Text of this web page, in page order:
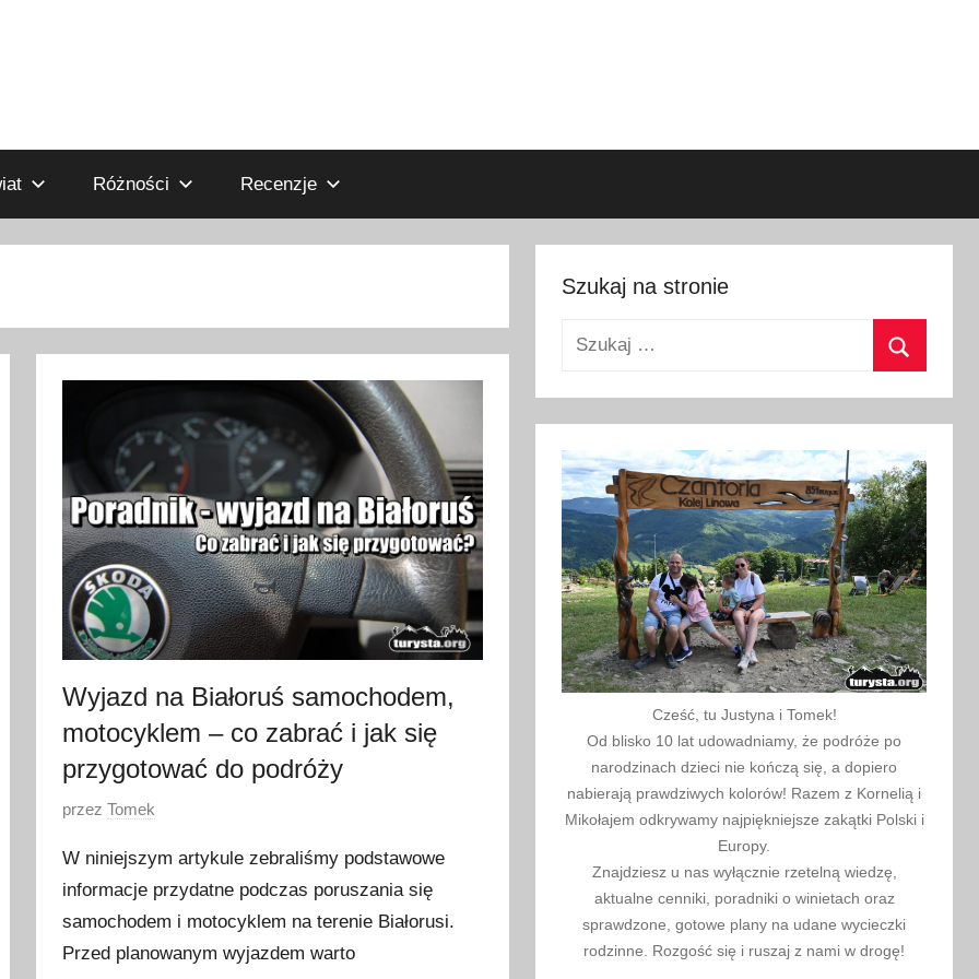
Różności Recenzje
Wyjazd na Białoruś samochodem,
motocyklem – co zabrać i jak się
przygotować do podróży
O
u
b
l
i
przezTomek
W niniejszym artykule zebraliśmy podstawowe
informacje przydatne podczas poruszania się
samochodem i motocyklem na terenie Białorusi.
Przed planowanym wyjazdem warto
Szukaj na stronie
Szukaj:
Cześć, tu Justyna i Tomek!
Od blisko 10 lat udowadniamy, że podróże po
narodzinach dzieci nie kończą się, a dopiero
nabierają prawdziwych kolorów! Razem z Kornelią i
Mikołajem odkrywamy najpiękniejsze zakątki Polski i
Europy.
Znajdziesz u nas wyłącznie rzetelną wiedzę,
aktualne cenniki, poradniki o winietach oraz
sprawdzone, gotowe plany na udane wycieczki
rodzinne. Rozgość się i ruszaj z nami w drogę!